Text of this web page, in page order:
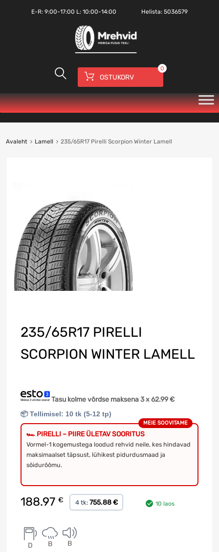
E-R: 9:00-17:00 L: 10:00-14:00 Helista:5036579
OSTUKORV
0
Avaleht Lamell 235/65R17 Pirelli Scorpion Winter Lamell
235/65R17 PIRELLI
SCORPION WINTER LAMELL
Tasu kolme võrdse maksena 3 x62.99€
📦 Tellimisel: 10 tk (5-12 tp)
MEIE SOOVITAME
🏎️ PIRELLI – PIIRE ÜLETAV SOORITUS
Vormel-1 kogemustega loodud rehvid neile, kes hindavad
maksimaalset täpsust, lühikest pidurdusmaad ja
sõidurõõmu.
188.97 € 4 tk: 755.88 € 10 laos
D B B